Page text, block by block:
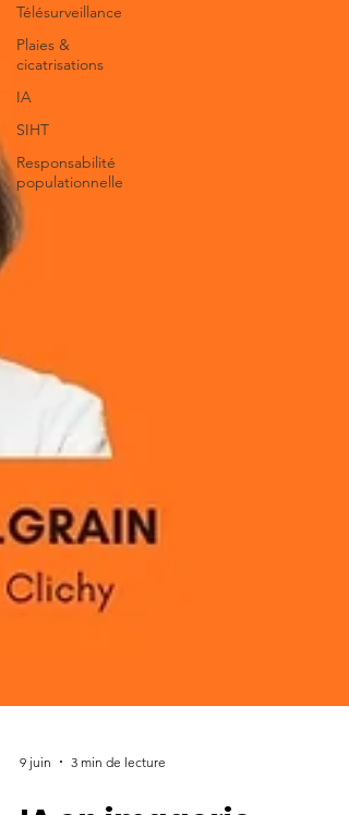
Télésurveillance
Plaies &
cicatrisations
IA
SIHT
Responsabilité
populationnelle
3 min de lecture